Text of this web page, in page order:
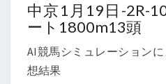
中京1月19日-2R-
ート1800m13頭
AI競馬シミュレーション
想結果